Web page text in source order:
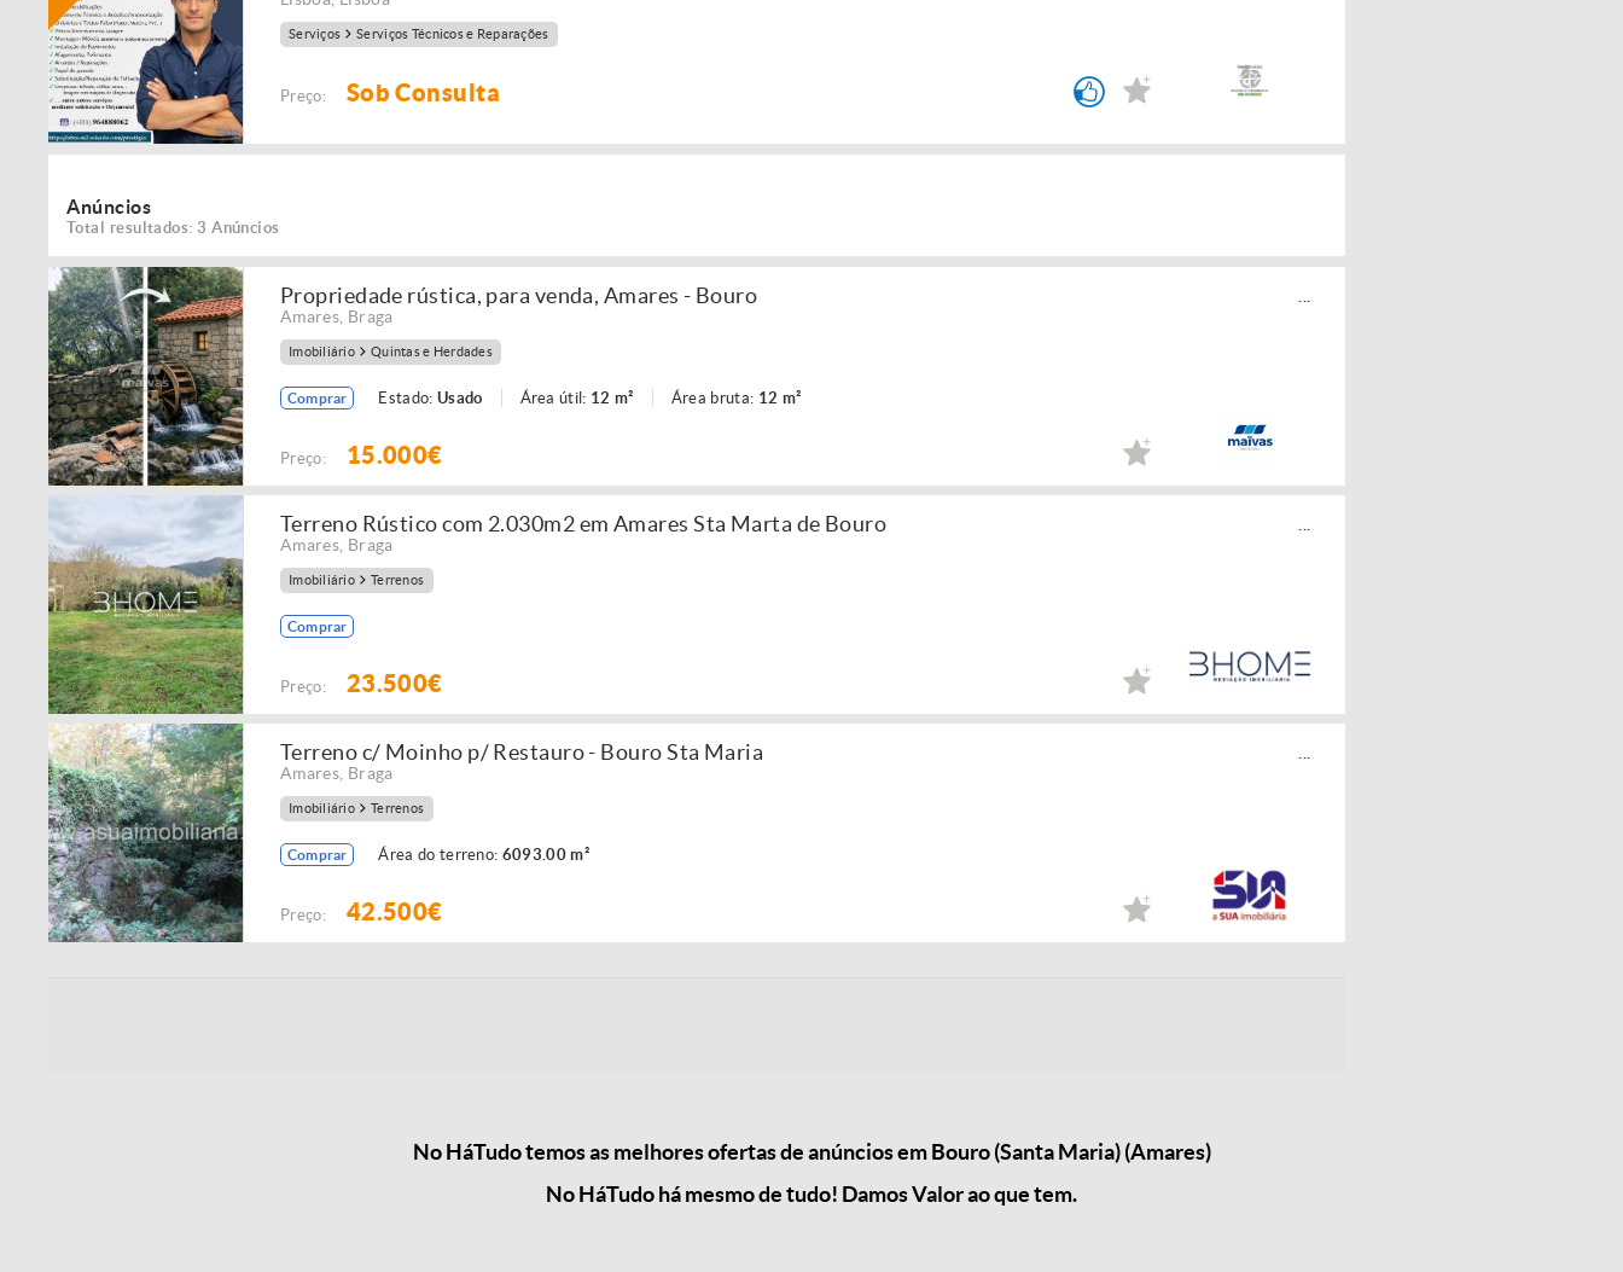
Serviços Serviços Técnicos e Reparações
Preço: Sob Consulta
Anúncios
Total resultados: 3 Anúncios
Propriedade rústica, para venda, Amares - Bouro
Amares Braga
Imobiliário Quintas e Herdades
Comprar Estado: Usado Área útil: 12 m² Área bruta: 12 m²
Preço: 15.000€
Terreno Rústico com 2.030m2 em Amares Sta Marta de Bouro
Amares Braga
Imobiliário Terrenos
Comprar
Preço: 23.500€
Terreno c/ Moinho p/ Restauro - Bouro Sta Maria
Amares Braga
Imobiliário Terrenos
Comprar Área do terreno: 6093.00 m²
Preço: 42.500€
No HáTudo temos as melhores ofertas de anúncios em Bouro (Santa Maria) (Amares)
No HáTudo há mesmo de tudo! Damos Valor ao que tem.